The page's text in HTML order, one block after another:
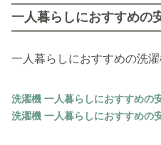
一人暮らしにおすすめの
一人暮らしにおすすめの洗
洗濯機 一人暮らしにおすすめの
洗濯機 一人暮らしにおすすめの